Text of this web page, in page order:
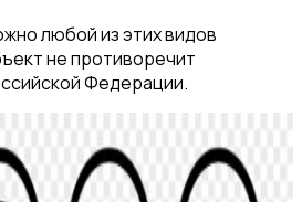
любой из этих видов
не противоречит
Федерации.